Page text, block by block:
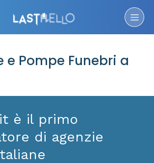
e Pompe Funebri a
è il primo
di agenzie